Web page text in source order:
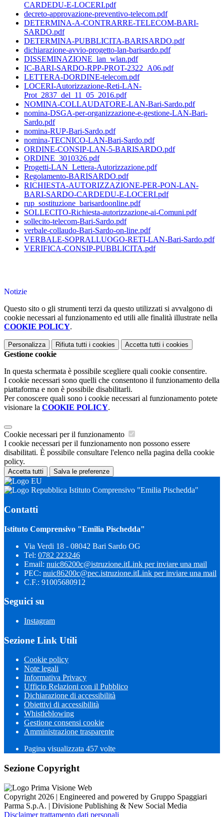
CARDEDU-E-LOCERI.pdf
decreto-approvazione-preventivo-telecom.pdf
DETERMINA-A-CONTRARRE-TELECOM-BARI-
SARDO.pdf
DETERMINA-PUBBLICITA-BARISARDO.pdf
dichiarazione-avvio-progetto-lan-barisardo.pdf
DISSEMINAZIONE_lan_wlan.pdf
IC-BARI-SARDO-RPP-PROT-2322_A06.pdf
LETTERA-DORDINE-telecom.pdf
LOCERI-Autorizzazione-Reti-LAN-
Prot_2837_del_11_05_2016.pdf
NOMINA-COLLAUDATORE-LAN-Bari-Sardo.pdf
nomina-DSGA-per-organizzazione-e-gestione-LAN-Bari-
Sardo.pdf
nomina-RUP-Bari-Sardo.pdf
nomina-TECNICO-LAN-Bari-Sardo.pdf
ORDINE-CONSIP-LAN-5-BARISARDO.pdf
ORDINE_3010326.pdf
Progetti-LAN_Lettera-Autorizzazione.pdf
Regolamento-BARISARDO.pdf
RICHIESTA-AUTORIZZAZIONE-PER-PON-LAN-
BARI-SARDO-CARDEDU-E-LOCERI.pdf
rup_sostituzione_barisardoonline.pdf
SOLLECITO-Richiesta-autorizzazione-ai-Comuni.pdf
sollecito-telecom-Bari-Sardo.pdf
verbale-collaudo-Bari-Sardo-on-line.pdf
VERBALE-SOPRALLUOGO-RETI-LAN-Bari-Sardo.pdf
VERIFICA-CONSIP-PUBBLICITA.pdf
Notizie
Questo sito o gli strumenti terzi da questo utilizzati si avvalgono di
cookie necessari al funzionamento ed utili alle finalità illustrate nella
COOKIE POLICY.
Personalizza Rifiuta tutti i cookies Accetta tutti i cookies
Gestione cookie
In questa schermata è possibile scegliere quali cookie consentire.
I cookie necessari sono quelli che consentono il funzionamento della
piattaforma e non è possibile disabilitarli.
Per conoscere quali sono i cookie necessari al funzionamento potete
visionare la COOKIE POLICY.
Cookie necessari per il funzionamento
I cookie necessari per il funzionamento non possono essere
disabilitati. È possibile consultare l'elenco nella pagina della cookie
policy.
Accetta tutti Salva le preferenze
Istituto Comprensivo "Emilia Pischedda"
Contatti
Istituto Comprensivo "Emilia Pischedda"
Via Verdi 18 - 08042 Bari Sardo OG
Tel: 0782 223246
Email: nuic86200c@istruzione.itLink per inviare una mail
PEC: nuic86200c@pec.istruzione.itLink per inviare una mail
C.F.: 91005680912
Seguici su
Instagram
Sezione Link Utili
Cookie policy
Note legali
Informativa Privacy
Ufficio Relazioni con il Pubblico
Dichiarazione di accessibilità
Obiettivi di accessibilità
Whistleblowing
Gestione consensi cookie
Amministrazione trasparente
Pagina visualizzata 457 volte
Sezione Copyright
Copyright 2026 | Engineered and powered by Gruppo Spaggiari
Parma S.p.A. | Divisione Publishing & New Social Media
Disclaimer trattamento dati personali